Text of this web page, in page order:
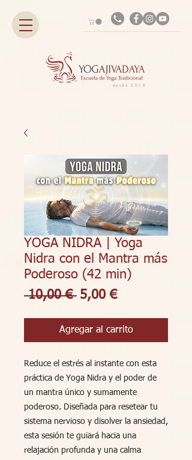
desde 2010
YOGA NIDRA | Yoga
Nidra con el Mantra más
Poderoso (42 min)
10,00 € Precio
5,00 €Precio
oferta
Agregar al carrito
Reduce el estrés al instante con esta
práctica de Yoga Nidra y el poder de
un mantra único y sumamente
poderoso. Diseñada para resetear tu
sistema nervioso y disolver la ansiedad,
esta sesión te guiará hacia una
relajación profunda y una calma